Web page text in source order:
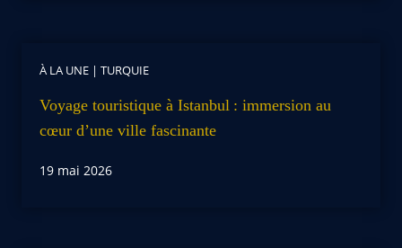
À LA UNE | TURQUIE
Voyage touristique à Istanbul : immersion au
cœur d’une ville fascinante
19 mai 2026